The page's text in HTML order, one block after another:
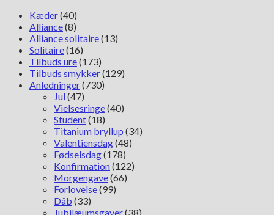
Kæder(40)
Alliance(8)
Alliance solitaire(13)
Solitaire(16)
Tilbuds ure(173)
Tilbuds smykker(129)
Anledninger(730)
Jul(47)
Vielsesringe(40)
Student(18)
Titanium bryllup (34)
Valentiensdag(48)
Fødselsdag(178)
Konfirmation(122)
Morgengave(66)
Forlovelse(99)
Dåb (33)
Jubilæumsgaver(38)